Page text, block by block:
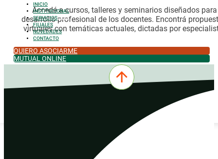
INICIO
INSTITUCIONAL
SERVICIOS
FILIALES
NOVEDADES
CONTACTO
QUIERO ASOCIARME
MUTUAL ONLINE
Accedé a cursos, talleres y seminarios diseñados
desarrollo profesional de los docentes. Encontrá
virtuales con temáticas actuales, dictadas por